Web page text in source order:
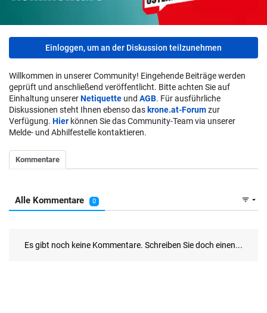
Einloggen, um an der Diskussion teilzunehmen
Willkommen in unserer Community! Eingehende Beiträge werden
geprüft und anschließend veröffentlicht. Bitte achten Sie auf
Einhaltung unsererNetiquette und AGB. Für ausführliche
Diskussionen steht Ihnen ebenso das krone.at-Forumzur
Verfügung. Hier können Sie das Community-Team via unserer
Melde- und Abhilfestelle kontaktieren.